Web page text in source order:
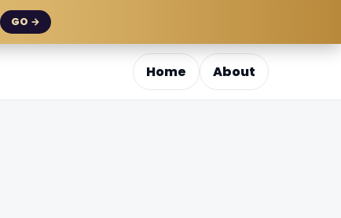
GO →
Home About